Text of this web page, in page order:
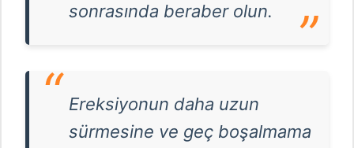
sonrasında beraber olun.
Ereksiyonun daha uzun
sürmesine ve geç boşalmama